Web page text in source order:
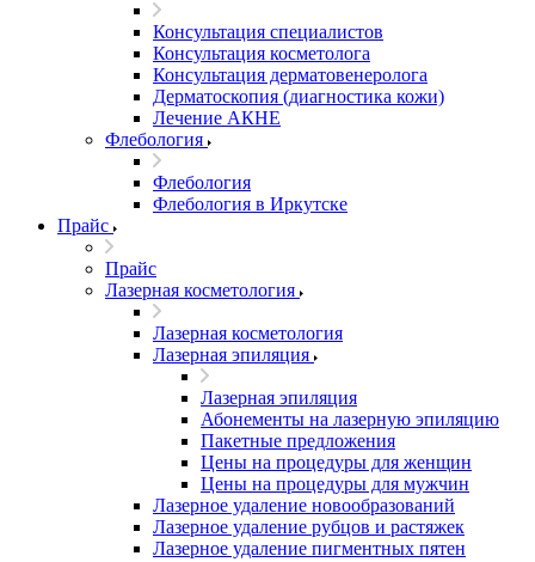
Консультация специалистов
Консультация косметолога
Консультация дерматовенеролога
Дерматоскопия (диагностика кожи)
Лечение АКНЕ
Флебология
Флебология
Флебология в Иркутске
Прайс
Прайс
Лазерная косметология
Лазерная косметология
Лазерная эпиляция
Лазерная эпиляция
Абонементы на лазерную эпиляцию
Пакетные предложения
Цены на процедуры для женщин
Цены на процедуры для мужчин
Лазерное удаление новообразований
Лазерное удаление рубцов и растяжек
Лазерное удаление пигментных пятен